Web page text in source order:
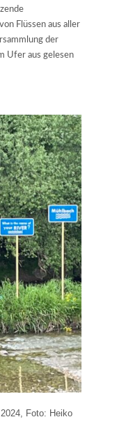
Flüssen aus aller
der
Ufer aus gelesen
Foto: Heiko